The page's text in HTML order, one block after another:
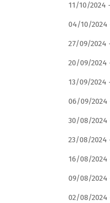
11/10/2024 -
04/10/2024
27/09/2024
20/09/2024
13/09/2024
06/09/2024
30/08/2024
23/08/2024
16/08/2024
09/08/2024
02/08/2024